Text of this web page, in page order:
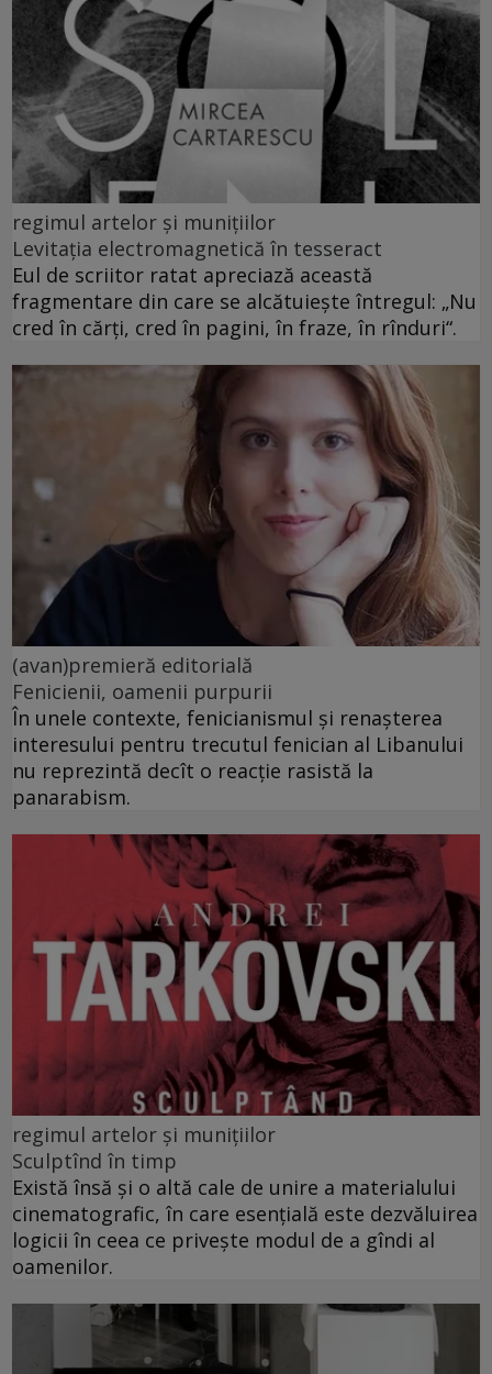
regimul artelor și munițiilor
Levitația electromagnetică în tesseract
Eul de scriitor ratat apreciază această
fragmentare din care se alcătuiește întregul: „Nu
cred în cărți, cred în pagini, în fraze, în rînduri“.
(avan)premieră editorială
Fenicienii, oamenii purpurii
În unele contexte, fenicianismul și renașterea
interesului pentru trecutul fenician al Libanului
nu reprezintă decît o reacție rasistă la
panarabism.
regimul artelor și munițiilor
Sculptînd în timp
Există însă şi o altă cale de unire a materialului
cinematografic, în care esenţială este dezvăluirea
logicii în ceea ce privește modul de a gîndi al
oamenilor.